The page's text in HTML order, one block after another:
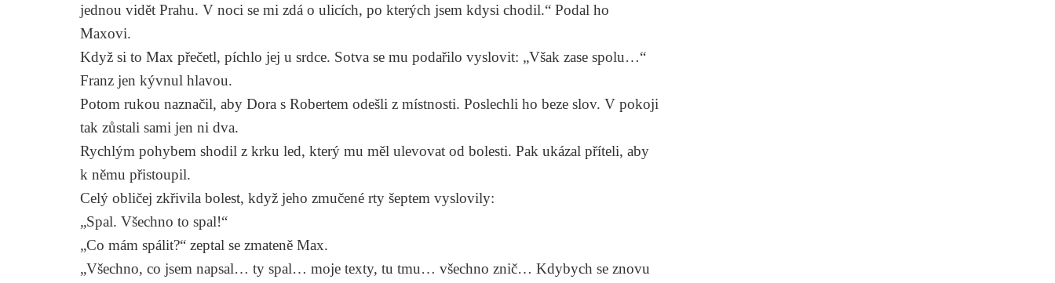
jednou vidět Prahu. V noci se mi zdá o ulicích, po kterých jsem kdysi chodil.“ Podal ho
Maxovi.
Když si to Max přečetl, píchlo jej u srdce. Sotva se mu podařilo vyslovit: „Však zase spolu…“
Franz jen kývnul hlavou.
Potom rukou naznačil, aby Dora s Robertem odešli z místnosti. Poslechli ho beze slov. V pokoji
tak zůstali sami jen ni dva.
Rychlým pohybem shodil z krku led, který mu měl ulevovat od bolesti. Pak ukázal příteli, aby
k němu přistoupil.
Celý obličej zkřivila bolest, když jeho zmučené rty šeptem vyslovily:
„Spal. Všechno to spal!“
„Co mám spálit?“ zeptal se zmateně Max.
„Všechno, co jsem napsal… ty spal… moje texty, tu tmu… všechno znič… Kdybych se znovu